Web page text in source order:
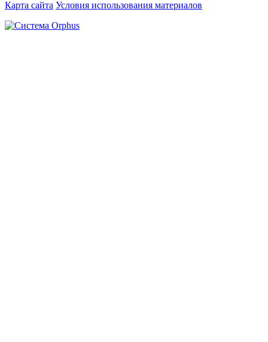
Карта сайта Условия использования материалов